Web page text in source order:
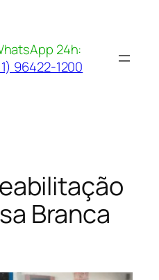
24h:
96422-1200
Branca